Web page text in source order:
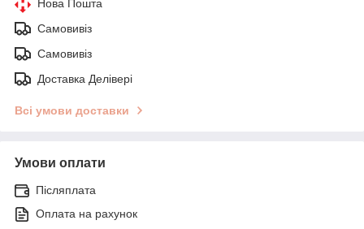
Нова Пошта
Самовивіз
Самовивіз
Доставка Делівері
Всі умови доставки
Умови оплати
Післяплата
Оплата на рахунок